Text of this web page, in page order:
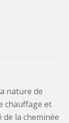
nature de
chauffage et
la cheminée